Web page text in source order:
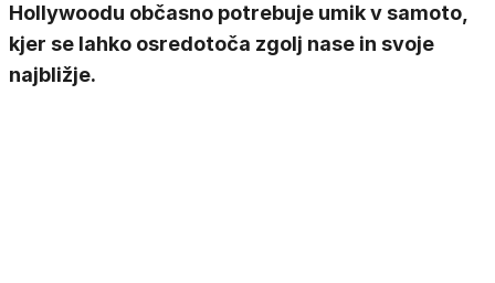
Hollywoodu občasno potrebuje umik v samoto,
kjer se lahko osredotoča zgolj nase in svoje
najbližje.